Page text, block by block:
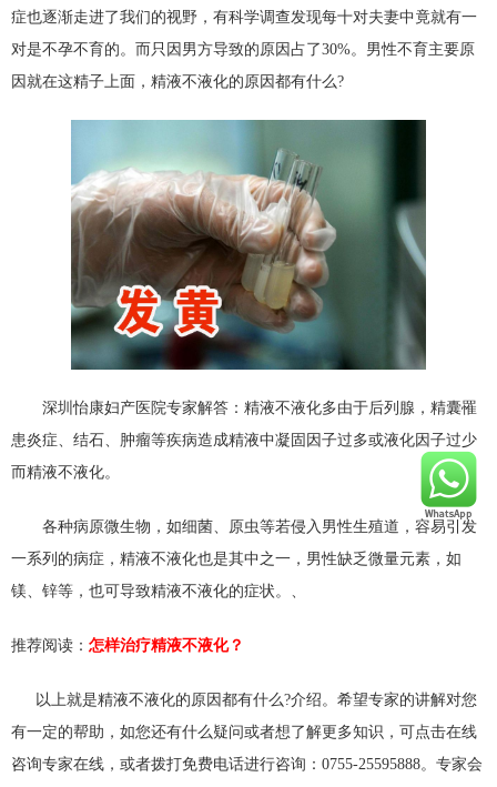
症也逐渐走进了我们的视野，有科学调查发现每十对夫妻中竟就有一
对是不孕不育的。而只因男方导致的原因占了30%。男性不育主要原
因就在这精子上面，精液不液化的原因都有什么?
深圳怡康妇产医院专家解答：精液不液化多由于后列腺，精囊罹
患炎症、结石、肿瘤等疾病造成精液中凝固因子过多或液化因子过少
而精液不液化。
各种病原微生物，如细菌、原虫等若侵入男性生殖道，容易引发
一系列的病症，精液不液化也是其中之一，男性缺乏微量元素，如
镁、锌等，也可导致精液不液化的症状。、
推荐阅读： 怎样治疗精液不液化？
以上就是精液不液化的原因都有什么?介绍。希望专家的讲解对您
有一定的帮助，如您还有什么疑问或者想了解更多知识，可点击在线
咨询专家在线，或者拨打免费电话进行咨询：0755-25595888。专家会